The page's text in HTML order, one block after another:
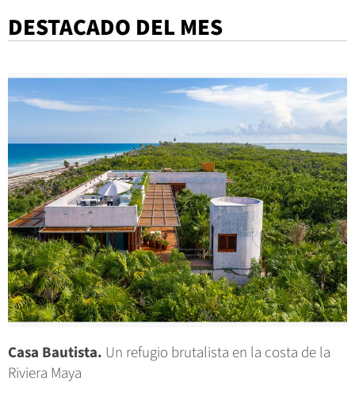
DESTACADO DEL MES
Casa Bautista. Un refugio brutalista en la costa de la
Riviera Maya